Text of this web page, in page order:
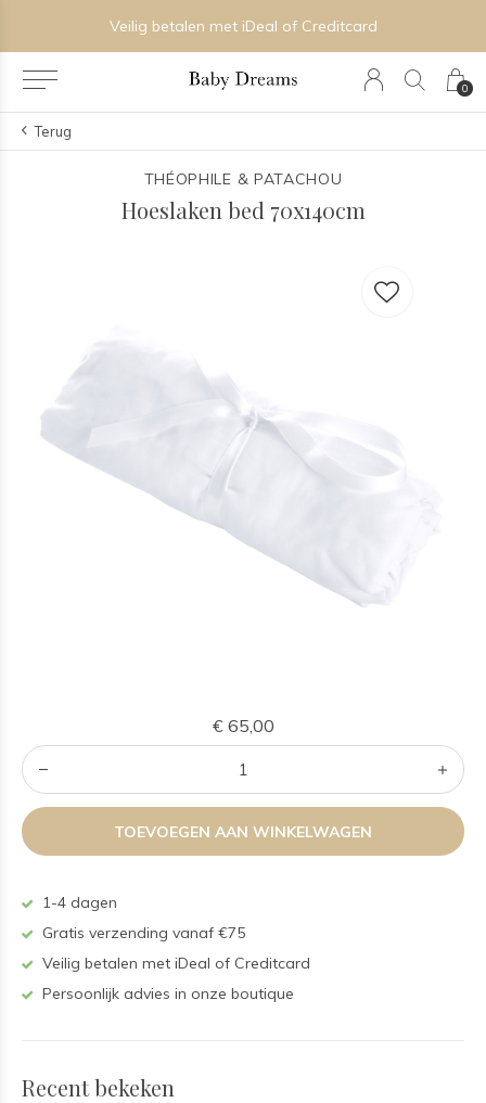
0
Veilig betalen met iDeal of Creditcard
Terug
THÉOPHILE & PATACHOU
Hoeslaken bed 70x140cm
€ 65,00
TOEVOEGEN AAN WINKELWAGEN
1-4 dagen
Gratis verzending vanaf €75
Veilig betalen met iDeal of Creditcard
Persoonlijk advies in onze boutique
Recent bekeken